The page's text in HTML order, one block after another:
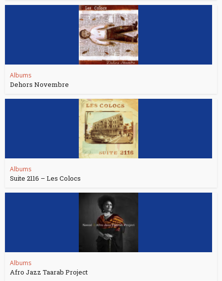
Albums
Dehors Novembre
Albums
Suite 2116 – Les Colocs
Albums
Afro Jazz Taarab Project